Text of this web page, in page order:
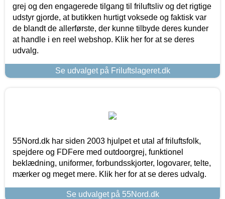
grej og den engagerede tilgang til friluftsliv og det rigtige
udstyr gjorde, at butikken hurtigt voksede og faktisk var
de blandt de allerførste, der kunne tilbyde deres kunder
at handle i en reel webshop. Klik her for at se deres
udvalg.
Se udvalget på Friluftslageret.dk
55Nord.dk har siden 2003 hjulpet et utal af friluftsfolk,
spejdere og FDFere med outdoorgrej, funktionel
beklædning, uniformer, forbundsskjorter, logovarer, telte,
mærker og meget mere. Klik her for at se deres udvalg.
Se udvalget på 55Nord.dk